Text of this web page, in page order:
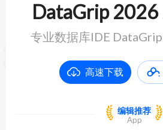
DataGrip
专业数据库IDE
高速下载
编辑推荐
App